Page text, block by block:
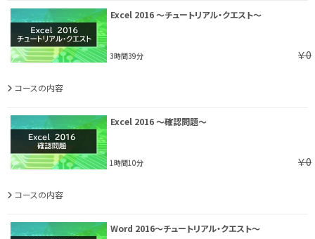
Excel 2016 ～チュートリアル・クエスト～
3時間39分 ￥0
コースの内容
Excel 2016 ～確認問題～
1時間10分 ￥0
コースの内容
Word 2016～チュートリアル・クエスト～